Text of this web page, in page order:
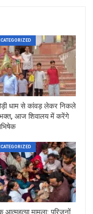
धाम से कांवड़ लेकर निकले
आज शिवालय में करेंगे